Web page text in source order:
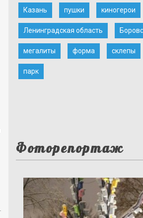
Казань пушки киногерои
Ленинградская область
мегалиты форма склепы
парк
Фоторепортаж